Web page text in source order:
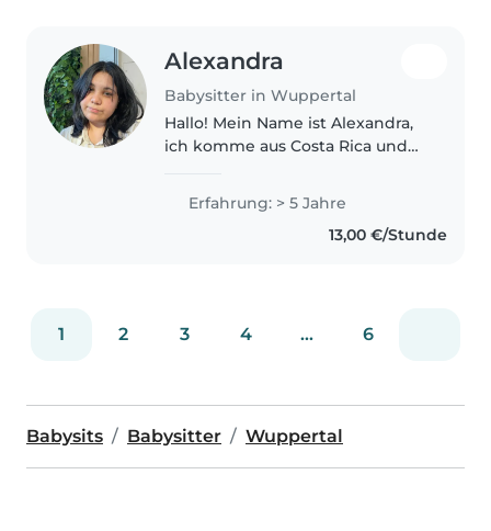
Alexandra
Babysitter in Wuppertal
Hallo! Mein Name ist Alexandra,
ich komme aus Costa Rica und
Teenager war, habe ich mich um
meine kleine Schwester und
kleine Cousins gekümmert. Ich..
Erfahrung: > 5 Jahre
13,00 €/Stunde
1 2 3 4 ... 6
Babysits Babysitter Wuppertal